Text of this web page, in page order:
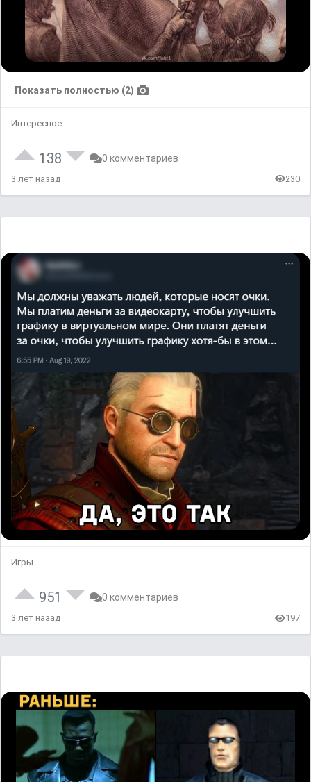
Показать полностью (2)
Интересное
138 0 комментариев
3 лет назад 230
Игры
951 0 комментариев
3 лет назад 197